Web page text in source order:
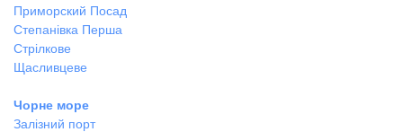
Приморский Посад
Степанівка Перша
Стрілкове
Щасливцеве
Чорне море
Залізний порт